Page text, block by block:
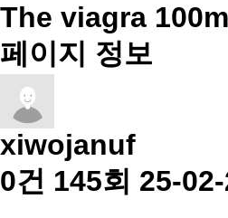
The viagra
페이지 정보
xiwojanuf
0건 145회 25-